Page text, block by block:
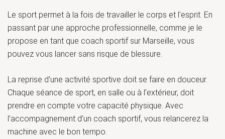
Le sport permet à la fois de travailler le corps et l’esprit. En
passant par une approche professionnelle, comme je le
propose en tant que coach sportif sur Marseille, vous
pouvez vous lancer sans risque de blessure.
La reprise d’une activité sportive doit se faire en douceur.
Chaque séance de sport, en salle ou à l’extérieur, doit
prendre en compte votre capacité physique. Avec
l’accompagnement d’un coach sportif, vous relancerez la
machine avec le bon tempo.